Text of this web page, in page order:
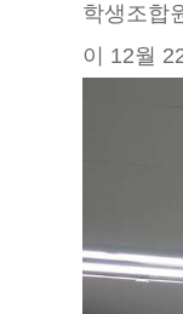
학생조합
이 12월